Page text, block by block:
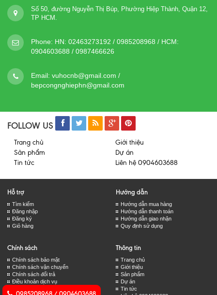
Số 50, đường Nguyễn Thị Búp, Phường Hiệp Thành, Quận 12,
TP HCM.
Phone: HN: 02463273192 / 0985208968 / HCM:
0904603688 / 0987466626
Email: vuhocnb@gmail.com /
bepcongnghiephn@gmail.com
FOLLOW US
Trang chủ
Giới thiệu
Sản phẩm
Dự án
Tin tức
Liên hệ 0904603688
Hỗ trợ
Tìm kiếm
Đăng nhập
Đăng ký
Giỏ hàng
Hướng dẫn
Hướng dẫn mua hàng
Hướng dẫn thanh toán
Hướng dẫn giao nhận
Quy định sử dụng
Chính sách
Chính sách bảo mật
Chính sách vận chuyển
Chính sách đổi trả
Điều khoản dịch vụ
Thông tin
Trang chủ
Giới thiệu
Sản phẩm
Dự án
Tin tức